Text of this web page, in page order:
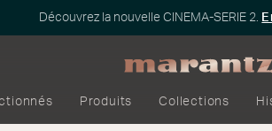
Découvrez la nouvelle CINEMA-SERIE 2.
Produits Collections